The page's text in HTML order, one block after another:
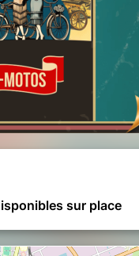
sur place